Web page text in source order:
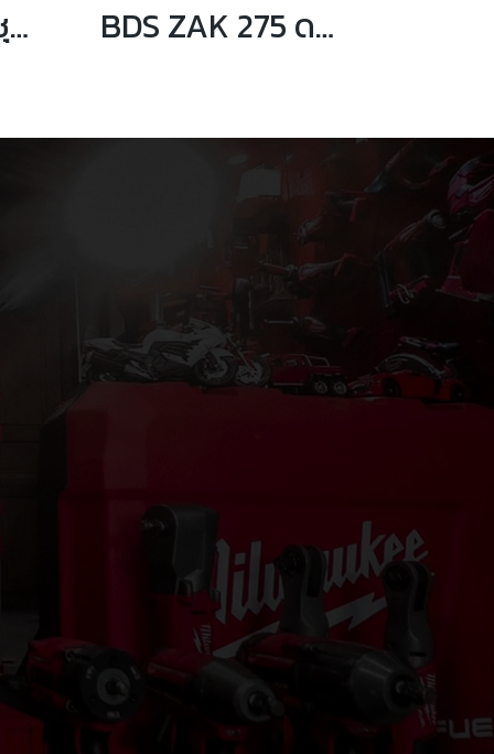
BDS KBK 002 ชุดดอกเจ็ทบอส รุ่น ไฮสปีด ลึก 30 มม. BDS ZAK 275 ดอกเจาะนำศูนย์ สำหรับเจ็ทบอส HKE-L เจาะลึก 110 มม.